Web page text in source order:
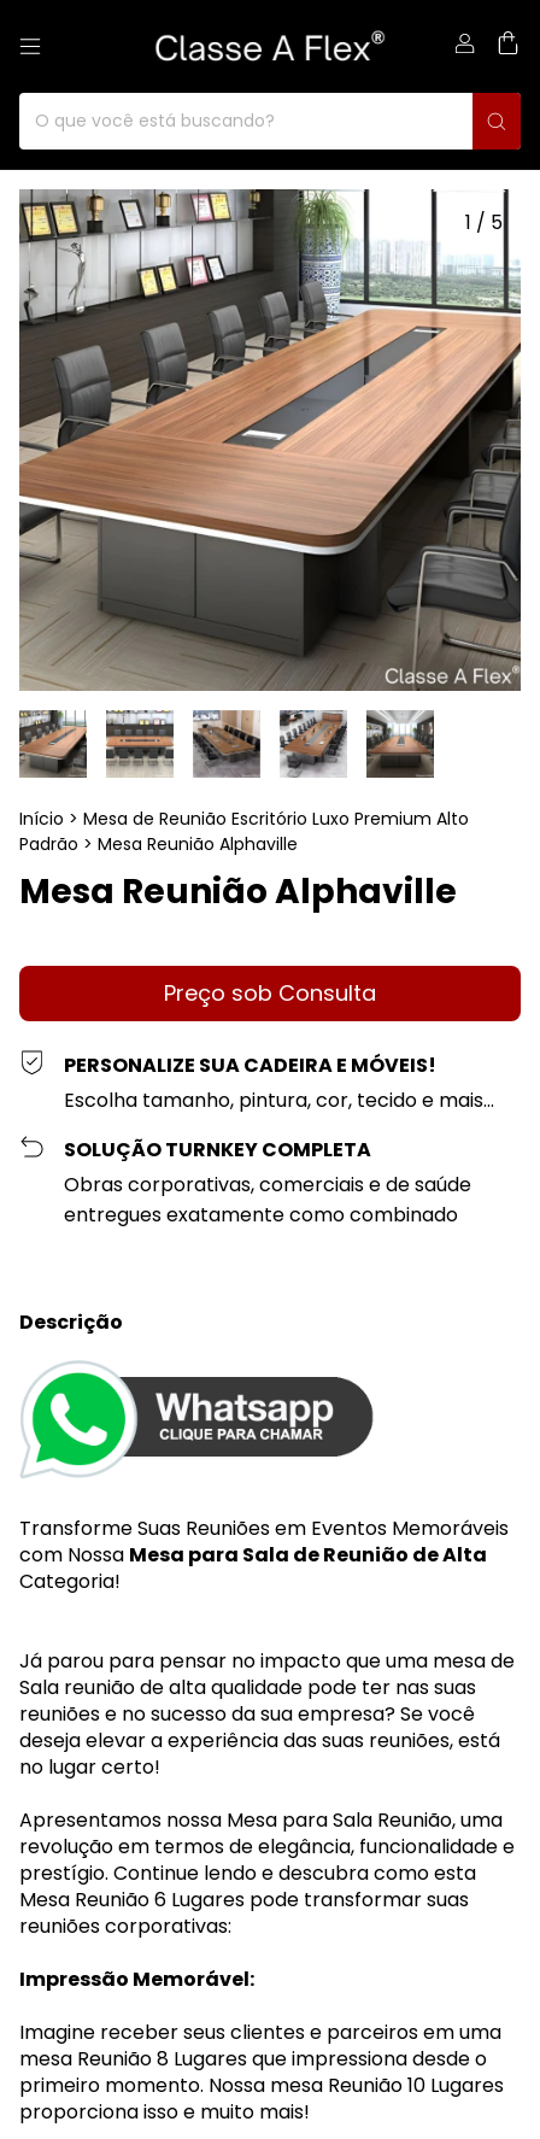
1 / 5
Início > Mesa de Reunião Escritório Luxo Premium Alto
Padrão > Mesa Reunião Alphaville
Mesa Reunião Alphaville
PERSONALIZE SUA CADEIRA E MÓVEIS!
Escolha tamanho, pintura, cor, tecido e mais...
SOLUÇÃO TURNKEY COMPLETA
Obras corporativas, comerciais e de saúde
entregues exatamente como combinado
Descrição
Transforme Suas Reuniões em Eventos Memoráveis
com Nossa Mesa para Sala de Reunião de Alta
Categoria!
Já parou para pensar no impacto que uma mesa de
Sala reunião de alta qualidade pode ter nas suas
reuniões e no sucesso da sua empresa? Se você
deseja elevar a experiência das suas reuniões, está
no lugar certo!
Apresentamos nossa Mesa para Sala Reunião, uma
revolução em termos de elegância, funcionalidade e
prestígio. Continue lendo e descubra como esta
Mesa Reunião 6 Lugares pode transformar suas
reuniões corporativas:
Impressão Memorável:
Imagine receber seus clientes e parceiros em uma
mesa Reunião 8 Lugares que impressiona desde o
primeiro momento. Nossa mesa Reunião 10 Lugares
proporciona isso e muito mais!